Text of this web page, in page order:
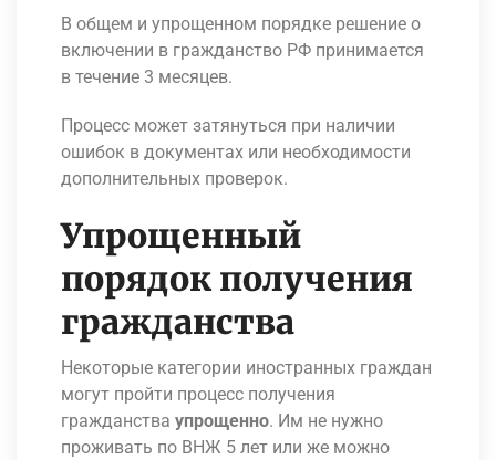
В общем и упрощенном порядке решение о
включении в гражданство РФ принимается
в течение 3 месяцев.
Процесс может затянуться при наличии
ошибок в документах или необходимости
дополнительных проверок.
Упрощенный
порядок получения
гражданства
Некоторые категории иностранных граждан
могут пройти процесс получения
гражданства упрощенно. Им не нужно
проживать по ВНЖ 5 лет или же можно